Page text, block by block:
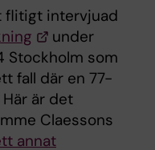
flitigt intervjuad
under
Stockholm som
fall där en 77-
är det
Claessons
annat